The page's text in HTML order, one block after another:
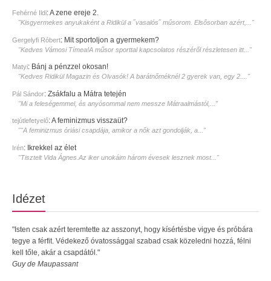
Fehérné Ildi:A zene ereje 2.
"Kisgyermekes anyukaként a Ridikül a ˝vasalós˝ műsorom. Elsősorban azért,..."
Gergelyfi Róbert: Mit sportoljon a gyermekem?
"Kedves Vámosi Tímea!A műsor sporttal kapcsolatos részéről részletesen itt..."
Matyi: Bánj a pénzzel okosan!
"Kedves Ridikül Magazin és Olvasók! A barátnőméknél 2 gyerek van, egy 2...."
Pál Sándor: Zsákfalu a Mátra tetején
"Mi a feleségemmel, és anyósommal nem messze Mátraalmástól,..."
tejútlefetyelő:A feminizmus visszaüt?
""A feminizmus óriási csapdája, amikor a nők azt gondolják, a..."
Irén: Ikrekkel az élet
"Tisztelt Vida Ágnes.Az iker unokáim három évesek lesznek most..."
Idézet
"Isten csak azért teremtette az asszonyt, hogy kísértésbe vigye és próbára
tegye a férfit. Védekező óvatossággal szabad csak közeledni hozzá, félni
kell tőle, akár a csapdától."
Guy de Maupassant